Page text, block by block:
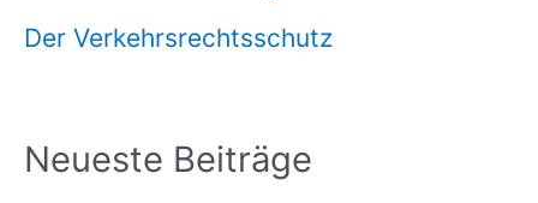
Der Verkehrsrechtsschutz
Neueste Beiträge